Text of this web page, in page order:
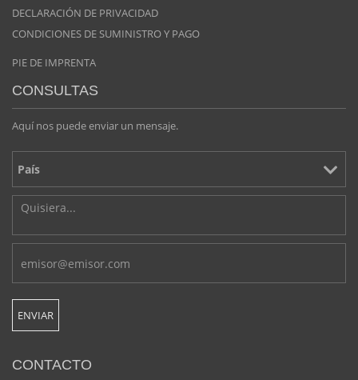
DECLARACIÓN DE PRIVACIDAD
CONDICIONES DE SUMINISTRO Y PAGO
PIE DE IMPRENTA
CONSULTAS
Aquí nos puede enviar un mensaje.
CONTACTO